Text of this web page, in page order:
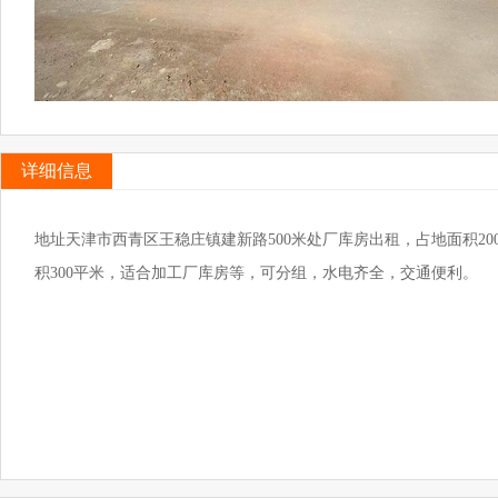
详细信息
地址天津市西青区王稳庄镇建新路500米处厂库房出租，占地面积
积300平米，适合加工厂库房等，可分组，水电齐全，交通便利。